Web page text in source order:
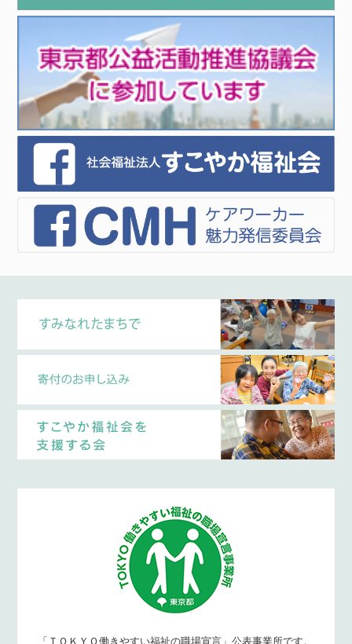
「ＴＯＫＹＯ働きやすい福祉の職場宣言」公表事業所です。